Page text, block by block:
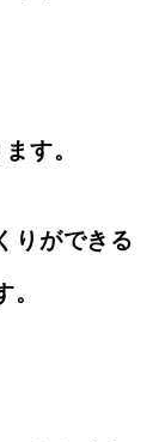
す。
りができる